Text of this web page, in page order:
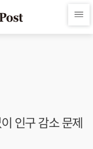
인구 감소 문제